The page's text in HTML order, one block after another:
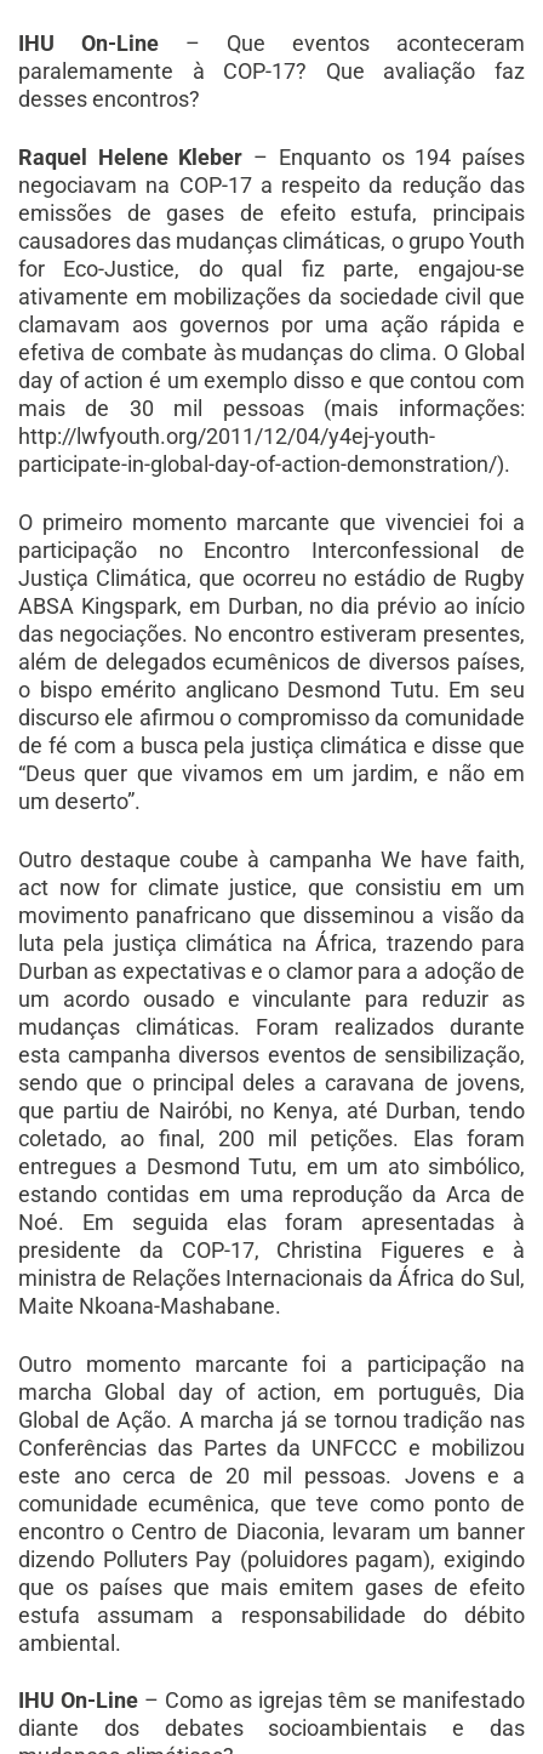
IHU On-Line – Que eventos aconteceram
paralemamente à COP-17? Que avaliação faz
desses encontros?
Raquel Helene Kleber – Enquanto os 194 países
negociavam na COP-17 a respeito da redução das
emissões de gases de efeito estufa, principais
causadores das mudanças climáticas, o grupo Youth
for Eco-Justice, do qual fiz parte, engajou-se
ativamente em mobilizações da sociedade civil que
clamavam aos governos por uma ação rápida e
efetiva de combate às mudanças do clima. O Global
day of action é um exemplo disso e que contou com
mais de 30 mil pessoas (mais informações:
http://lwfyouth.org/2011/12/04/y4ej-youth-
participate-in-global-day-of-action-demonstration/).
O primeiro momento marcante que vivenciei foi a
participação no Encontro Interconfessional de
Justiça Climática, que ocorreu no estádio de Rugby
ABSA Kingspark, em Durban, no dia prévio ao início
das negociações. No encontro estiveram presentes,
além de delegados ecumênicos de diversos países,
o bispo emérito anglicano Desmond Tutu. Em seu
discurso ele afirmou o compromisso da comunidade
de fé com a busca pela justiça climática e disse que
“Deus quer que vivamos em um jardim, e não em
um deserto”.
Outro destaque coube à campanha We have faith,
act now for climate justice, que consistiu em um
movimento panafricano que disseminou a visão da
luta pela justiça climática na África, trazendo para
Durban as expectativas e o clamor para a adoção de
um acordo ousado e vinculante para reduzir as
mudanças climáticas. Foram realizados durante
esta campanha diversos eventos de sensibilização,
sendo que o principal deles a caravana de jovens,
que partiu de Nairóbi, no Kenya, até Durban, tendo
coletado, ao final, 200 mil petições. Elas foram
entregues a Desmond Tutu, em um ato simbólico,
estando contidas em uma reprodução da Arca de
Noé. Em seguida elas foram apresentadas à
presidente da COP-17, Christina Figueres e à
ministra de Relações Internacionais da África do Sul,
Maite Nkoana-Mashabane.
Outro momento marcante foi a participação na
marcha Global day of action, em português, Dia
Global de Ação. A marcha já se tornou tradição nas
Conferências das Partes da UNFCCC e mobilizou
este ano cerca de 20 mil pessoas. Jovens e a
comunidade ecumênica, que teve como ponto de
encontro o Centro de Diaconia, levaram um banner
dizendo Polluters Pay (poluidores pagam), exigindo
que os países que mais emitem gases de efeito
estufa assumam a responsabilidade do débito
ambiental.
IHU On-Line – Como as igrejas têm se manifestado
diante dos debates socioambientais e das